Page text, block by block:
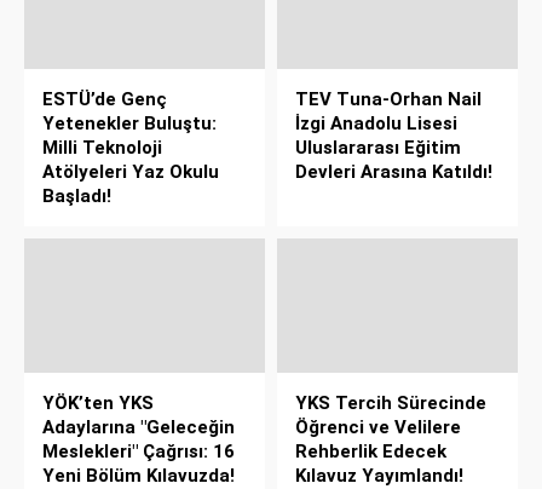
ESTÜ’de Genç
Yetenekler Buluştu:
Milli Teknoloji
Atölyeleri Yaz Okulu
Başladı!
TEV Tuna-Orhan Nail
İzgi Anadolu Lisesi
Uluslararası Eğitim
Devleri Arasına Katıldı!
YÖK’ten YKS
Adaylarına "Geleceğin
Meslekleri" Çağrısı: 16
Yeni Bölüm Kılavuzda!
YKS Tercih Sürecinde
Öğrenci ve Velilere
Rehberlik Edecek
Kılavuz Yayımlandı!